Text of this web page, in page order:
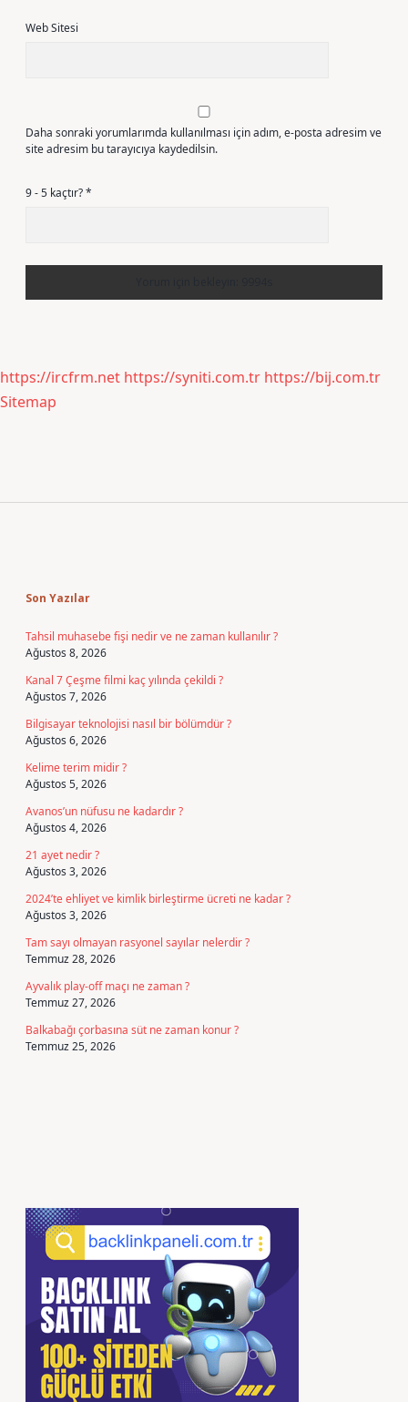
Web Sitesi
Daha sonraki yorumlarımda kullanılması için adım, e-posta adresim ve
site adresim bu tarayıcıya kaydedilsin.
9 - 5 kaçtır?*
https://ircfrm.net https://syniti.com.tr https://bij.com.tr
Sitemap
Son Yazılar
Tahsil muhasebe fişi nedir ve ne zaman kullanılır ?
Ağustos 8, 2026
Kanal 7 Çeşme filmi kaç yılında çekildi ?
Ağustos 7, 2026
Bilgisayar teknolojisi nasıl bir bölümdür ?
Ağustos 6, 2026
Kelime terim midir ?
Ağustos 5, 2026
Avanos’un nüfusu ne kadardır ?
Ağustos 4, 2026
21 ayet nedir ?
Ağustos 3, 2026
2024’te ehliyet ve kimlik birleştirme ücreti ne kadar ?
Ağustos 3, 2026
Tam sayı olmayan rasyonel sayılar nelerdir ?
Temmuz 28, 2026
Ayvalık play-off maçı ne zaman ?
Temmuz 27, 2026
Balkabağı çorbasına süt ne zaman konur ?
Temmuz 25, 2026